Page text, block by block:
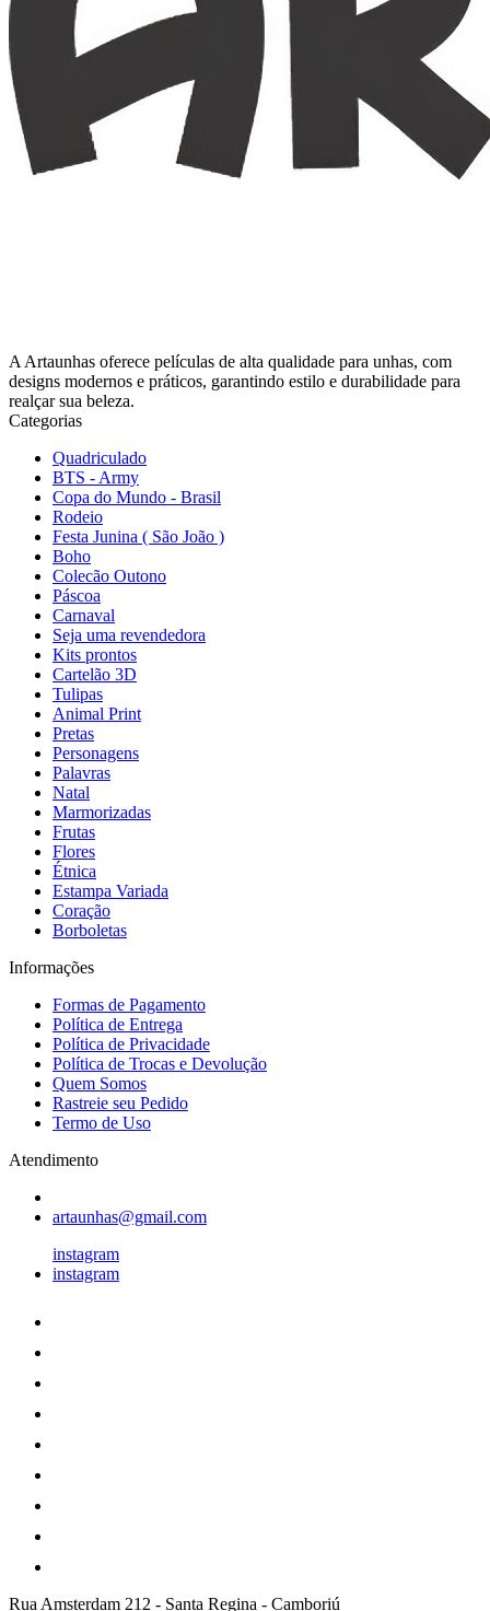
A Artaunhas oferece películas de alta qualidade para unhas, com
designs modernos e práticos, garantindo estilo e durabilidade para
realçar sua beleza.
Categorias
Quadriculado
BTS - Army
Copa do Mundo - Brasil
Rodeio
Festa Junina ( São João )
Boho
Colecão Outono
Páscoa
Carnaval
Seja uma revendedora
Kits prontos
Cartelão 3D
Tulipas
Animal Print
Pretas
Personagens
Palavras
Natal
Marmorizadas
Frutas
Flores
Étnica
Estampa Variada
Coração
Borboletas
Informações
Formas de Pagamento
Política de Entrega
Política de Privacidade
Política de Trocas e Devolução
Quem Somos
Rastreie seu Pedido
Termo de Uso
Atendimento
artaunhas@gmail.com
instagram
instagram
Rua Amsterdam 212 - Santa Regina - Camboriú